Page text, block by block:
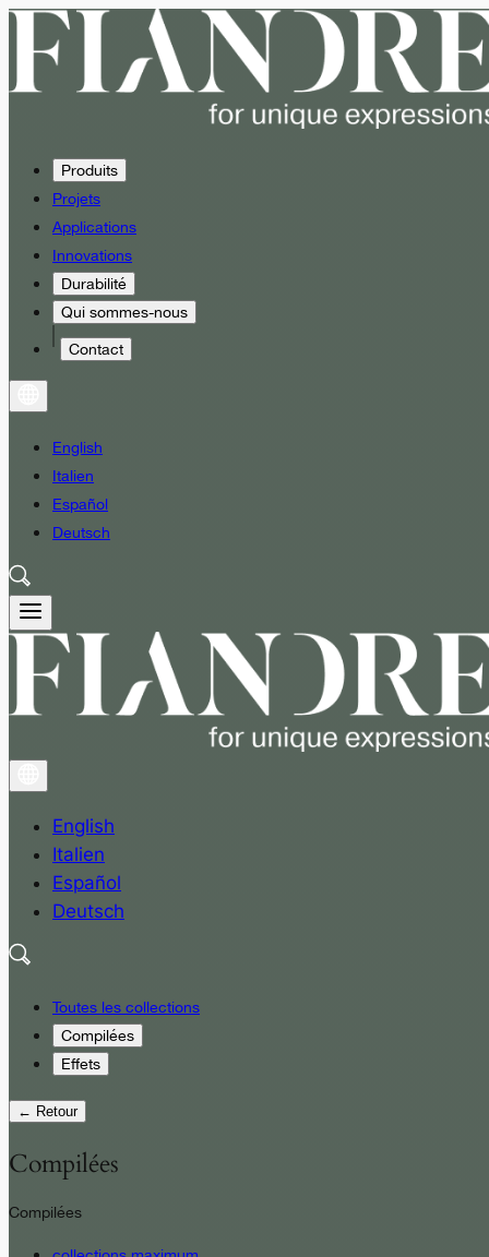
Produits
Projets
Applications
Innovations
Durabilité
Qui sommes-nous
Contact
English
Italien
Español
Deutsch
English
Italien
Español
Deutsch
Toutes les collections
Compilées
Effets
← Retour
Compilées
Compilées